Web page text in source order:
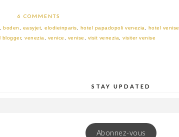
6 COMMENTS
,boden easyjet ,elodieinparis hotel papadopoli venezia hotel venise
blogger, venezia venice venise visit venezia visiter venise
STAY UPDATED
Abonnez-vous